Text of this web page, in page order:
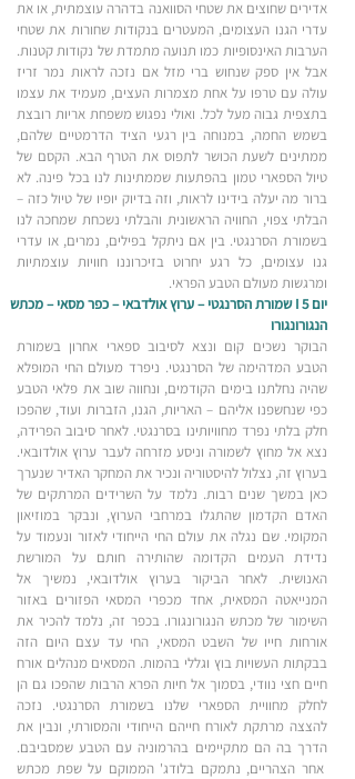
אדירים שחוצים את שטחי הסוואנה בדהרה עוצמתית, או את
עדרי הגנו העצומים, המעטרים בנקודות שחורות את שטחי
הערבות האינסופיות כמו תנועה מתמדת של נקודות קטנות.
אבל אין ספק שנחוש ברי מזל אם נזכה לראות נמר זריז
עולה עם טרפו על אחת מצמרות העצים, מעמיד את עצמו
בתצפית גבוה מעל לכל. ואולי נפגוש משפחת אריות רובצת
בשמש החמה, במנוחה בין רגעי הציד הדרמטיים שלהם,
ממתינים לשעת הכושר לתפוס את הטרף הבא. הקסם של
טיול הספארי טמון בהפתעות שממתינות לנו בכל פינה. לא
ברור מה יעלה בידינו לראות, וזה בדיוק יופיו של טיול כזה –
הבלתי צפוי, החוויה הראשונית והבלתי נשכחת שמחכה לנו
בשמורת הסרנגטי. בין אם ניתקל בפילים, נמרים, או עדרי
גנו עצומים, כל רגע יחרוט בזיכרוננו חוויות עוצמתיות
ומרגשות מעולם הטבע הפראי.
יום 5 I שמורת הסרנגטי – ערוץ אולדבאי – כפר מסאי – מכתש
הנגורונגורו
הבוקר נשכים קום ונצא לסיבוב ספארי אחרון בשמורת
הטבע המדהימה של הסרנגטי. ניפרד מעולם החי המופלא
שהיה נחלתנו בימים הקודמים, ונחווה שוב את פלאי הטבע
כפי שנחשפנו אליהם – האריות, הגנו, הזברות ועוד, שהפכו
חלק בלתי נפרד מחוויותינו בסרנגטי. לאחר סיבוב הפרידה,
נצא אל מחוץ לשמורה וניסע מזרחה לעבר ערוץ אולדובאי.
בערוץ זה, נצלול להיסטוריה ונכיר את המחקר האדיר שנערך
כאן במשך שנים רבות. נלמד על השרידים המרתקים של
האדם הקדמון שהתגלו במרחבי הערוץ, ונבקר במוזיאון
המקומי. שם נגלה את עולם החי הייחודי לאזור ונעמוד על
נדידת העמים הקדומה שהותירה חותם על המורשת
האנושית. לאחר הביקור בערוץ אולדובאי, נמשיך אל
המנייאטה המסאית, אחד מכפרי המסאי הפזורים באזור
השימור של מכתש הנגורונגורו. בכפר זה, נלמד להכיר את
אורחות חייו של השבט המסאי, החי עד עצם היום הזה
בבקתות העשויות בוץ וגללי בהמות. המסאים מנהלים אורח
חיים חצי נוודי, בסמוך אל חיות הפרא הרבות שהפכו גם הן
לחלק מחוויית הספארי שלנו בשמורת הסרנגטי. נזכה
להצצה מרתקת לאורח חייהם הייחודי והמסורתי, ונבין את
הדרך בה הם מתקיימים בהרמוניה עם הטבע שמסביבם.
אחר הצהריים, נתמקם בלודג' הממוקם על שפת מכתש